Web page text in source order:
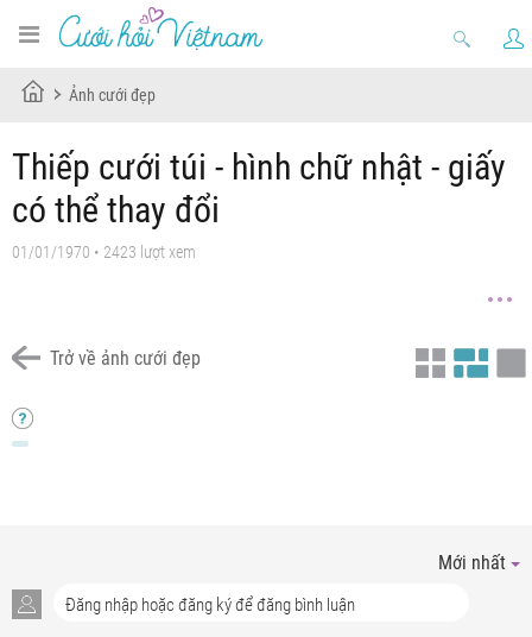
Ảnh cưới đẹp
Thiếp cưới túi - hình chữ nhật - giấy
có thể thay đổi
01/01/1970 • 2423 lượt xem
Trở về ảnh cưới đẹp
Mới nhất